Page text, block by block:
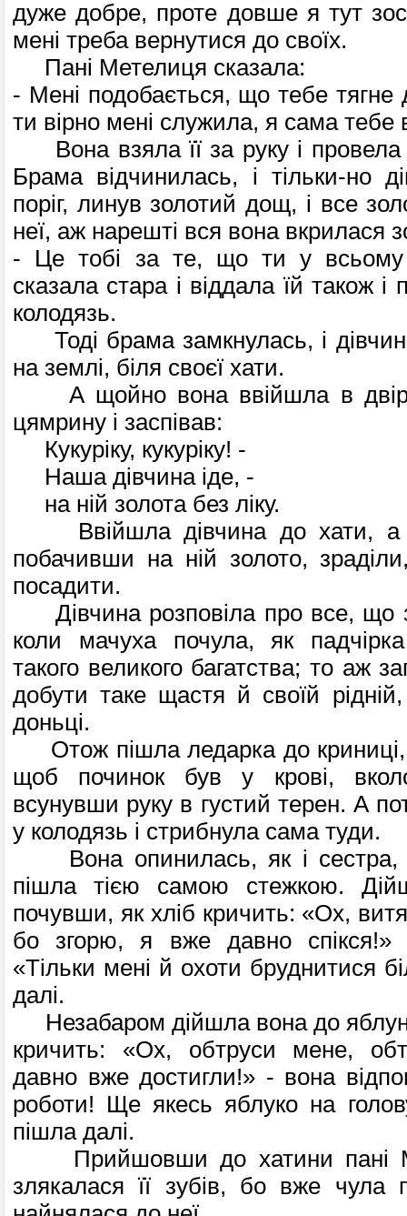
дуже добре, проте довше я тут
мені треба вернутися до своїх.
Пані Метелиця сказала:
- Мені подобається, що тебе тягне
ти вірно мені служила, я сама тебе
Вона взяла її за руку і провела
Брама відчинилась, і тільки-но
поріг, линув золотий дощ, і все
неї, аж нарешті вся вона вкрилася
- Це тобі за те, що ти у всьому
сказала стара і віддала їй також
колодязь.
Тоді брама замкнулась, і
на землі, біля своєї хати.
А щойно вона ввійшла в двір,
цямрину і заспівав:
Кукуріку, кукуріку! -
Наша дівчина іде, -
на ній золота без ліку.
Ввійшла дівчина до хати, а
побачивши на ній золото,
посадити.
Дівчина розповіла про все, що
коли мачуха почула, як
такого великого багатства; то аж
добути таке щастя й своїй
доньці.
Отож пішла ледарка до криниці,
щоб починок був у крові,
всунувши руку в густий терен. А
у колодязь і стрибнула сама туди.
Вона опинилась, як і сестра,
пішла тією самою стежкою.
почувши, як хліб кричить: «Ох,
бо згорю, я вже давно спікся!»
«Тільки мені й охоти бруднитися
далі.
Незабаром дійшла вона до
кричить: «Ох, обтруси мене,
давно вже достигли!» - вона
роботи! Ще якесь яблуко на
пішла далі.
Прийшовши до хатини пані
злякалася її зубів, бо вже чула